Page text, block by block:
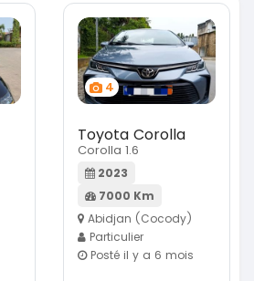
4
Toyota Corolla
Corolla 1.6
2023
7000 Km
Abidjan (Cocody)
Particulier
Posté il y a 6 mois